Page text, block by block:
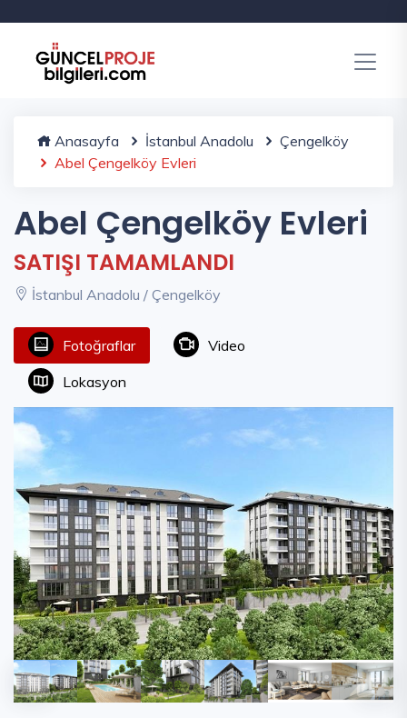
Anasayfa İstanbul Anadolu
Çengelköy
Abel Çengelköy Evleri
Abel Çengelköy Evleri
SATIŞI TAMAMLANDI
İstanbul Anadolu / Çengelköy
Fotoğraflar
Video
Lokasyon